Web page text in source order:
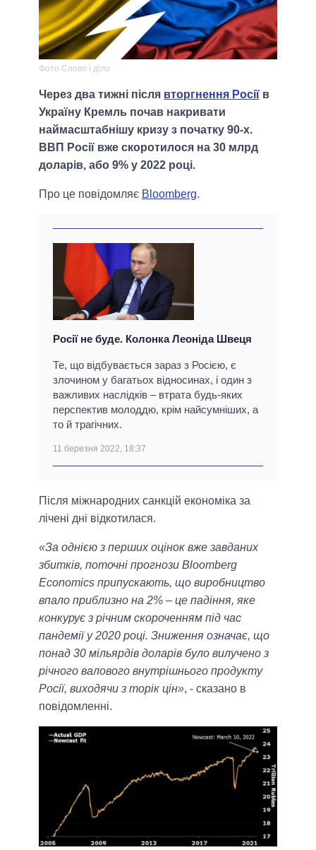
Фото Слово і діло
Через два тижні після вторгнення Росії в
Україну Кремль почав накривати
наймасштабнішу кризу з початку 90-х.
ВВП Росії вже скоротилося на 30 млрд
доларів, або 9% у 2022 році.
Про це повідомляє Bloomberg.
Росії не буде. Колонка Леоніда Швеця
Те, що відбувається зараз з Росією, є
злочином у багатьох відносинах, і один з
важливих наслідків – втрата будь-яких
перспектив молоддю, крім найсумніших, а
то й трагічних.
11 березня 2022, 18:37
Після міжнародних санкцій економіка за
лічені дні відкотилася.
«За однією з перших оцінок вже завданих
збитків, поточні прогнози Bloomberg
Economics припускають, що виробництво
впало приблизно на 2% – це падіння, яке
конкурує з річним скороченням під час
пандемії у 2020 році. Зниження означає, що
понад 30 мільярдів доларів було вилучено з
річного валового внутрішнього продукту
Росії, виходячи з торік цін», - сказано в
повідомленні.